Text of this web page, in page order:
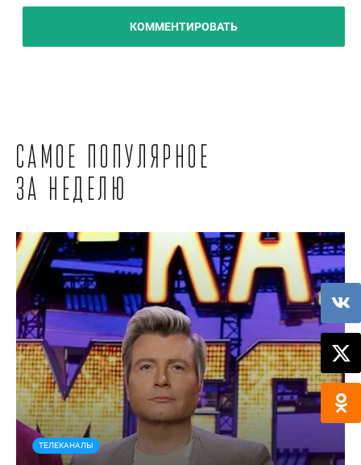
КОММЕНТИРОВАТЬ
Самое популярное
за неделю
ТЕЛЕКАНАЛЫ